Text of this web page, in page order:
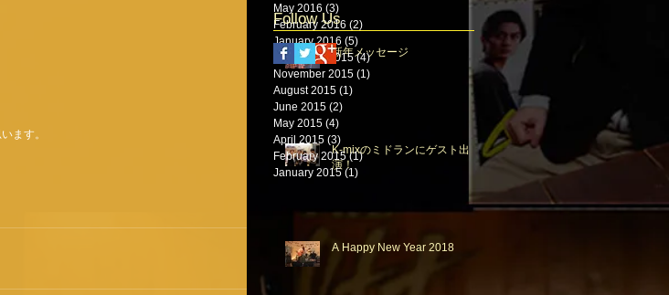
ます。
新年メッセージ
K-mixのミドランにゲスト出
演！
A Happy New Year 2018
May 2016 (3)
February 2016 (2)
January 2016 (5)
December 2015 (4)4 posts
November 2015 (1)
August 2015 (1)
June 2015 (2)
May 2015 (4)
April 2015 (3)
February 2015 (1)1 post
January 2015 (1)
Follow Us